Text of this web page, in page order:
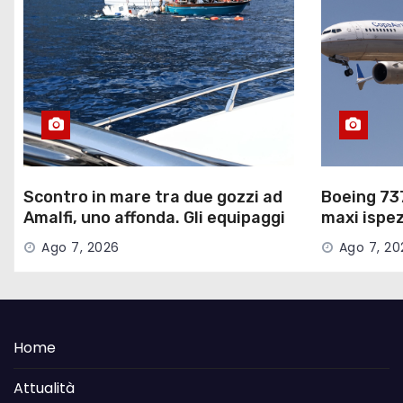
Scontro in mare tra due gozzi ad
Amalfi, uno affonda. Gli equipaggi
messi in salvo
Ago 7, 2026
Boeing
maxi
aerei a
Ago 7,
Home
Attualità